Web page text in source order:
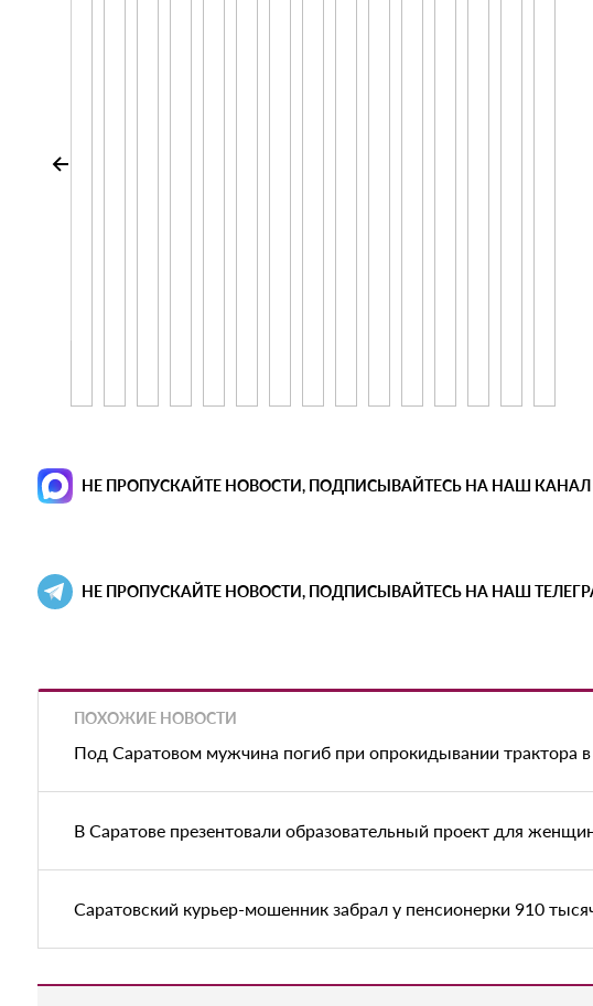
НЕ ПРОПУСКАЙТЕ НОВОСТИ, ПОДПИСЫВАЙТЕСЬ НА НАШ КАНАЛ
НЕ ПРОПУСКАЙТЕ НОВОСТИ, ПОДПИСЫВАЙТЕСЬ НА НАШ
ПОХОЖИЕ НОВОСТИ
Под Саратовом мужчина погиб при опрокидывании трактора
В Саратове презентовали образовательный проект для
Саратовский курьер-мошенник забрал у пенсионерки 910